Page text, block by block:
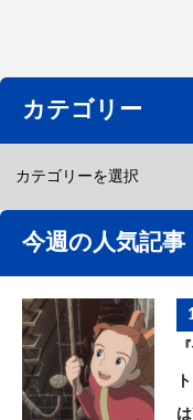
カテゴリー
今週の人気記事